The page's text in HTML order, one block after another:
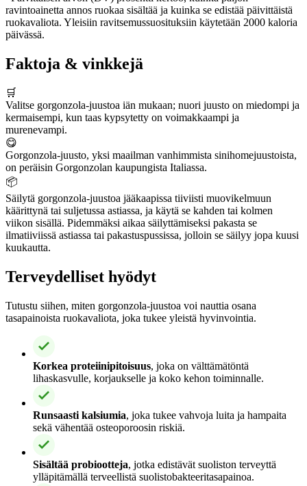
ravintoainetta annos ruokaa sisältää ja kuinka se edistää päivittäistä
ruokavaliota. Yleisiin ravitsemussuosituksiin käytetään 2000 kaloria
päivässä.
Faktoja & vinkkejä
🛒
Valitse gorgonzola-juustoa iän mukaan; nuori juusto on miedompi ja
kermaisempi, kun taas kypsytetty on voimakkaampi ja
murenevampi.
😋
Gorgonzola-juusto, yksi maailman vanhimmista sinihomejuustoista,
on peräisin Gorgonzolan kaupungista Italiassa.
📦
Säilytä gorgonzola-juustoa jääkaapissa tiiviisti muovikelmuun
käärittynä tai suljetussa astiassa, ja käytä se kahden tai kolmen
viikon sisällä. Pidemmäksi aikaa säilyttämiseksi pakasta se
ilmatiiviissä astiassa tai pakastuspussissa, jolloin se säilyy jopa kuusi
kuukautta.
Terveydelliset hyödyt
Tutustu siihen, miten gorgonzola-juustoa voi nauttia osana
tasapainoista ruokavaliota, joka tukee yleistä hyvinvointia.
Korkea proteiinipitoisuus, joka on välttämätöntä
lihaskasvulle, korjaukselle ja koko kehon toiminnalle.
Runsaasti kalsiumia, joka tukee vahvoja luita ja hampaita
sekä vähentää osteoporoosin riskiä.
Sisältää probiootteja, jotka edistävät suoliston terveyttä
ylläpitämällä terveellistä suolistobakteeritasapainoa.